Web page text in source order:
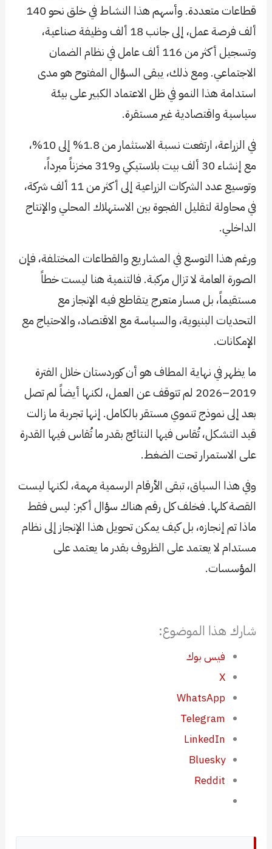
قطاعات متعددة. وأسهم هذا النشاط في خلق نحو 140
ألف فرصة عمل، إلى جانب 18 ألف وظيفة صناعية،
وتسجيل أكثر من 116 ألف عامل في نظام الضمان
الاجتماعي. ومع ذلك، يبقى السؤال المفتوح هو مدى
استدامة هذا النمو في ظل الاعتماد الكبير على بيئة
سياسية واقتصادية غير مستقرة.
في الزراعة، ارتفعت نسبة الاستثمار من 1.8% إلى 10%،
مع إنشاء 30 ألف بيت بلاستيكي و319 مخزناً مبرداً،
وتوسيع عدد الشركات الزراعية إلى أكثر من 11 ألف شركة،
في محاولة لتقليل الفجوة بين الاستهلاك المحلي والإنتاج
الداخلي.
ورغم هذا التوسع في المشاريع والقطاعات المختلفة، فإن
الصورة العامة لا تزال مركبة. فالتنمية هنا ليست خطاً
مستقيماً، بل مسار متعرج يتقاطع فيه الإنجاز مع
التحديات البنيوية، والسياسة مع الاقتصاد، والاحتياج مع
الإمكانات.
ما يظهر في نهاية المطاف هو أن كوردستان خلال الفترة
2019–2026 لم تتوقف عن العمل، لكنها أيضاً لم تصل
بعد إلى نموذج تنموي مستقر بالكامل. إنها تجربة ما زالت
قيد التشكل، تُقاس فيها النتائج بقدر ما تُقاس فيها القدرة
على الاستمرار تحت الضغط.
وفي هذا السياق، تبقى الأرقام الرسمية مهمة، لكنها ليست
القصة كلها. فخلف كل رقم هناك سؤال أكبر: ليس فقط
ماذا تم إنجازه، بل كيف يمكن تحويل هذا الإنجاز إلى نظام
مستدام لا يعتمد على الظروف بقدر ما يعتمد على
المؤسسات.
شارك هذا الموضوع:
فيس بوك
X
WhatsApp
Telegram
LinkedIn
Bluesky
Reddit